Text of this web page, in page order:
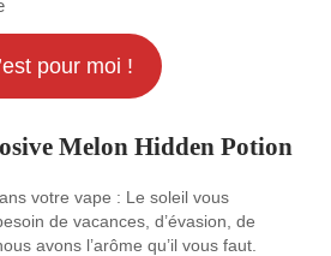
pour moi !
Melon Hidden Potion
votre vape : Le soleil vous
de vacances, d’évasion, de
avons l’arôme qu’il vous faut.